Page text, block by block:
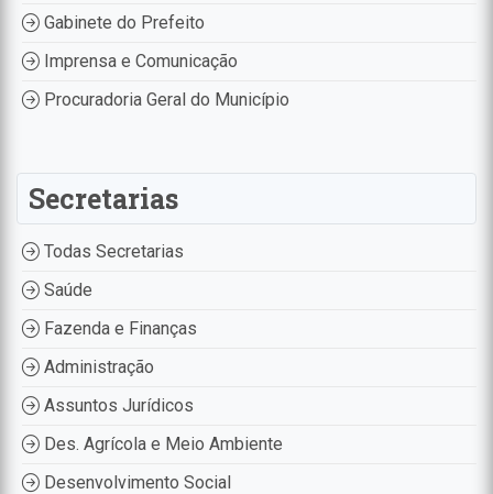
Gabinete do Prefeito
Imprensa e Comunicação
Procuradoria Geral do Município
Secretarias
Todas Secretarias
Saúde
Fazenda e Finanças
Administração
Assuntos Jurídicos
Des. Agrícola e Meio Ambiente
Desenvolvimento Social